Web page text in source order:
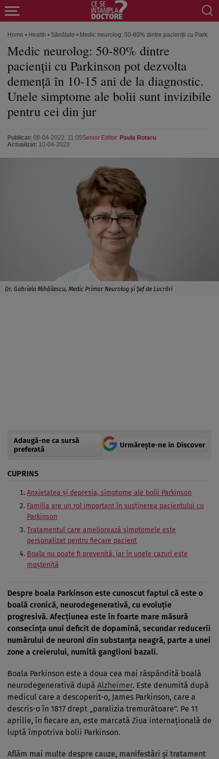
Home • Health • Sănătate • Medic neurolog: 50-80% dintre pacienții cu
Medic neurolog: 50-80% dintre
pacienții cu Parkinson pot dezvolta
demență în 10-15 ani de la diagnostic.
Unele simptome ale bolii sunt invizibile
pentru cei din jur
Publicat: 08-04-2022, 11:05
Actualizat: 10-04-2023
Senior Editor: Paula Rotaru
Dr. Gabriela Mihăilescu, Medic Primar Neurolog și Șef de Lucrări
Adaugă-ne ca sursă
preferată
Urmărește-ne in Discover
CUPRINS
Anxietatea și depresia, simptome ale bolii Parkinson
Familia are un rol important în susținerea pacientului cu
Parkinson
Tratamentul care ameliorează simptomele este
personalizat pentru fiecare pacient
Boala nu poate fi prevenită, iar în unele cazuri este
moștenită
Despre boala Parkinson este cunoscut faptul că este o
boală cronică, neurodegenerativă, cu evoluție
progresivă. Afecțiunea este în foarte mare măsură
consecința unui deficit de dopamină, secundar reducerii
numărului de neuroni din substanța neagră, parte a unei
zone a creierului, numită ganglioni bazali.
Boala Parkinson este a doua cea mai răspândită boală
neurodegenerativă după Alzheimer. Este denumită după
medicul care a descoperit-o, James Parkinson, care a
descris-o în 1817 drept „paralizia tremurătoare”. Pe 11
aprilie, în fiecare an, este marcată Ziua internaţională de
luptă împotriva bolii Parkinson.
Aflăm mai multe despre cauze, manifestări și tratament